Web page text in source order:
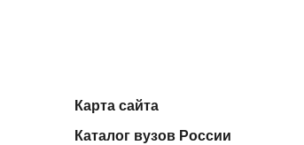
Карта сайта
Каталог вузов России